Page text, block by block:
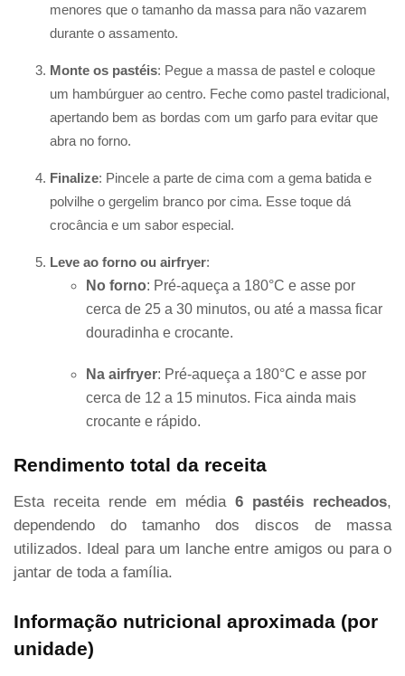
menores que o tamanho da massa para não vazarem
durante o assamento.
Monte os pastéis: Pegue a massa de pastel e coloque
um hambúrguer ao centro. Feche como pastel tradicional,
apertando bem as bordas com um garfo para evitar que
abra no forno.
Finalize: Pincele a parte de cima com a gema batida e
polvilhe o gergelim branco por cima. Esse toque dá
crocância e um sabor especial.
Leve ao forno ou airfryer:
No forno: Pré-aqueça a 180°C e asse por
cerca de 25 a 30 minutos, ou até a massa ficar
douradinha e crocante.
Na airfryer: Pré-aqueça a 180°C e asse por
cerca de 12 a 15 minutos. Fica ainda mais
crocante e rápido.
Rendimento total da receita
Esta receita rende em média 6 pastéis recheados,
dependendo do tamanho dos discos de massa
utilizados. Ideal para um lanche entre amigos ou para o
jantar de toda a família.
Informação nutricional aproximada (por
unidade)